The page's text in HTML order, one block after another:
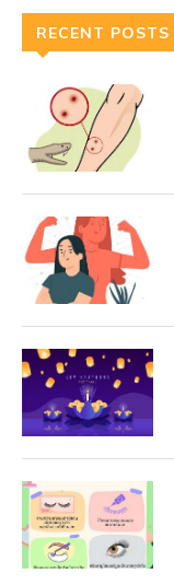
RECENT POSTS